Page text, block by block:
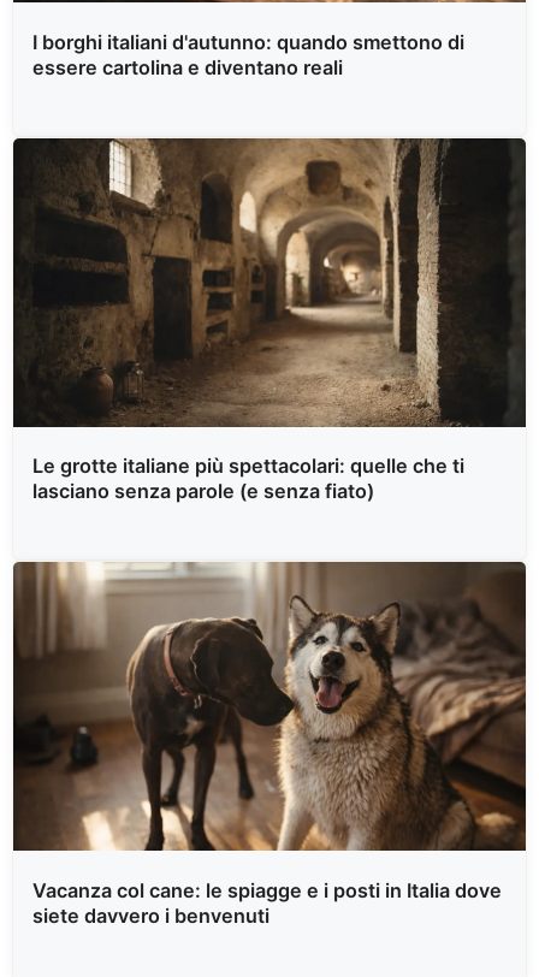
I borghi italiani d'autunno: quando smettono di
essere cartolina e diventano reali
Le grotte italiane più spettacolari: quelle che ti
lasciano senza parole (e senza fiato)
Vacanza col cane: le spiagge e i posti in Italia dove
siete davvero i benvenuti